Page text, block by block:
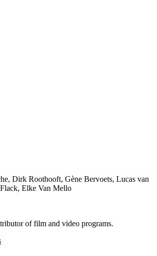
Dirk Roothooft, Gène Bervoets, Lucas van
Elke Van Mello
of film and video programs.